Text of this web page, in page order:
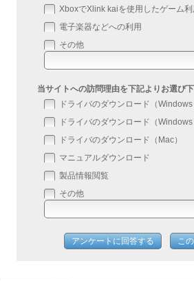
USBア
種類
ドライバ・ユーティリティ
Windows 7版
ドライバ・ユーティリティ
Windows Vista/XP/Me/98SE版
Macintosh版
マニュアル
XboxでXlink kaiを使用したゲーム利
電子楽器などへの利用
その他
当サイトへの訪問理由を下記よりお選び
ドライバのダウンロード（
ドライバのダウンロード（
ドライバのダウンロード（Mac）
マニュアルダウンロード
製品情報閲覧
その他
アンケートに回答する こ